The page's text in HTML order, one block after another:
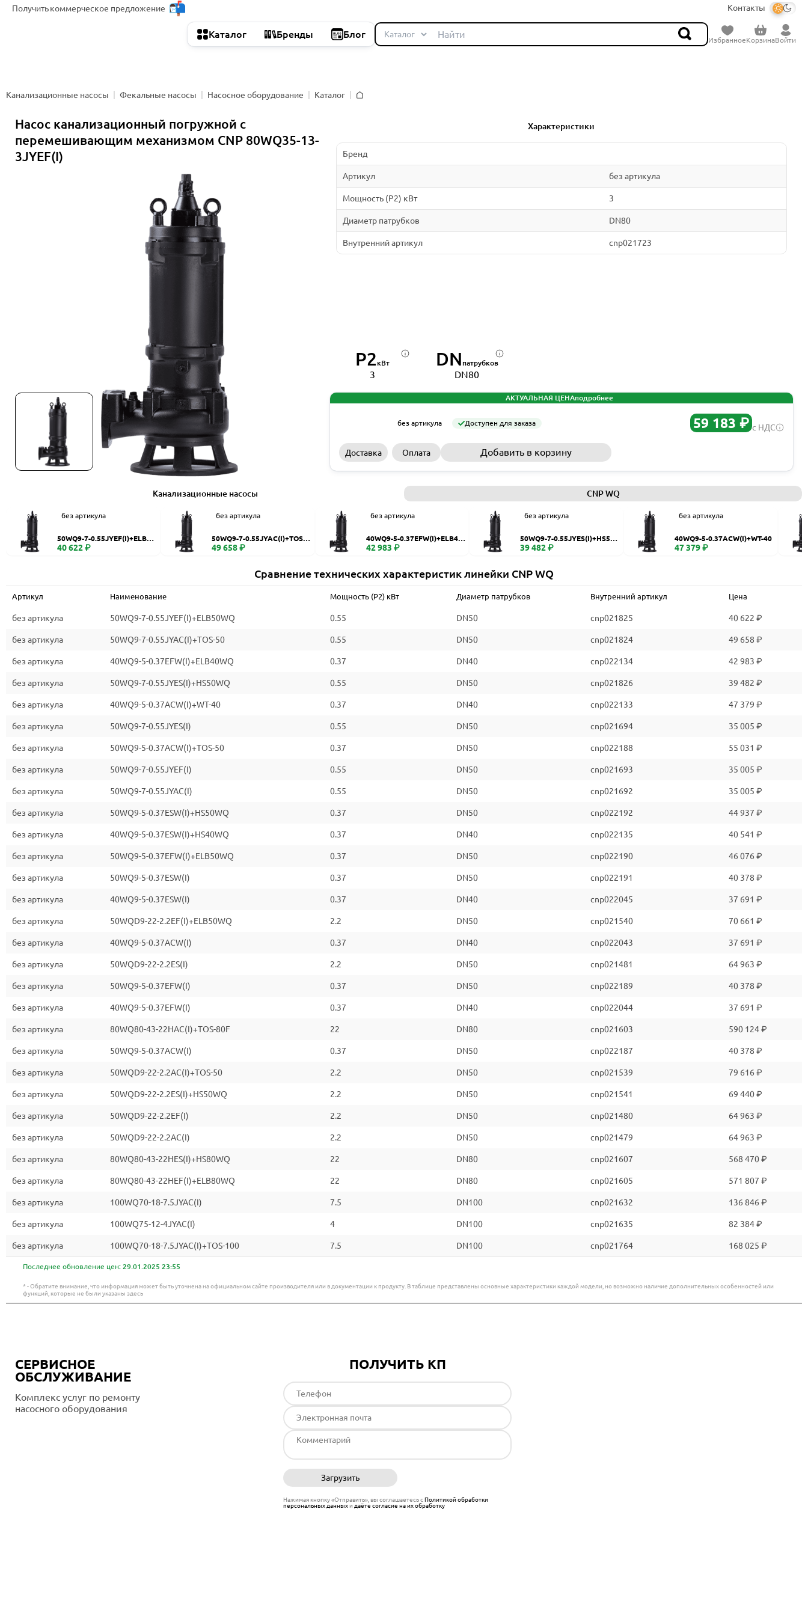
Получитькоммерческое предложение Контакты
Каталог Бренды Блог
ИзбранноеКорзинаВойти
Канализационные насосы Фекальные насосы Насосное оборудование
Каталог
Насос канализационный погружной с
перемешивающим механизмом CNP 80WQ35-13-
3JYEF(I)
Характеристики
Бренд
Артикул без артикула
Мощность (P2) кВт 3
Диаметр патрубков DN80
Внутренний артикул cnp021723
P2кВт
3
DN патрубков
DN80
АКТУАЛЬНАЯ ЦЕНАподробнее
без артикула Доступен для заказа 59 183 ₽ с НДС
Доставка Оплата Добавить в корзину
Канализационные насосы CNP WQ
без артикула
50WQ9-7-0.55JYEF(I)+ELB50
WQ
40 622 ₽
без артикула
50WQ9-7-0.55JYAC(I)+TOS-5
0
49 658 ₽
без артикула
40WQ9-5-0.37EFW(I)+ELB40
WQ
42 983 ₽
без артикула
50WQ9-7-0.55JYES(I)+HS50
WQ
39 482 ₽
без артикула
40WQ9-5-0.37ACW(I)+WT-40
47 379 ₽
Сравнение технических характеристик линейки CNP WQ
Артикул Наименование Мощность (P2) кВт Диаметр патрубков Внутренний артикул Цена
без артикула 50WQ9-7-0.55JYEF(I)+ELB50WQ 0.55 DN50 cnp021825 40 622 ₽
без артикула 50WQ9-7-0.55JYAC(I)+TOS-50 0.55 DN50 cnp021824 49 658 ₽
без артикула 40WQ9-5-0.37EFW(I)+ELB40WQ 0.37 DN40 cnp022134 42 983 ₽
без артикула 50WQ9-7-0.55JYES(I)+HS50WQ 0.55 DN50 cnp021826 39 482 ₽
без артикула 40WQ9-5-0.37ACW(I)+WT-40 0.37 DN40 cnp022133 47 379 ₽
без артикула 50WQ9-7-0.55JYES(I) 0.55 DN50 cnp021694 35 005 ₽
без артикула 50WQ9-5-0.37ACW(I)+TOS-50 0.37 DN50 cnp022188 55 031 ₽
без артикула 50WQ9-7-0.55JYEF(I) 0.55 DN50 cnp021693 35 005 ₽
без артикула 50WQ9-7-0.55JYAC(I) 0.55 DN50 cnp021692 35 005 ₽
без артикула 50WQ9-5-0.37ESW(I)+HS50WQ 0.37 DN50 cnp022192 44 937 ₽
без артикула 40WQ9-5-0.37ESW(I)+HS40WQ 0.37 DN40 cnp022135 40 541 ₽
без артикула 50WQ9-5-0.37EFW(I)+ELB50WQ 0.37 DN50 cnp022190 46 076 ₽
без артикула 50WQ9-5-0.37ESW(I) 0.37 DN50 cnp022191 40 378 ₽
без артикула 40WQ9-5-0.37ESW(I) 0.37 DN40 cnp022045 37 691 ₽
без артикула 50WQD9-22-2.2EF(I)+ELB50WQ 2.2 DN50 cnp021540 70 661 ₽
без артикула 40WQ9-5-0.37ACW(I) 0.37 DN40 cnp022043 37 691 ₽
без артикула 50WQD9-22-2.2ES(I) 2.2 DN50 cnp021481 64 963 ₽
без артикула 50WQ9-5-0.37EFW(I) 0.37 DN50 cnp022189 40 378 ₽
без артикула 40WQ9-5-0.37EFW(I) 0.37 DN40 cnp022044 37 691 ₽
без артикула 80WQ80-43-22HAC(I)+TOS-80F 22 DN80 cnp021603 590 124 ₽
без артикула 50WQ9-5-0.37ACW(I) 0.37 DN50 cnp022187 40 378 ₽
без артикула 50WQD9-22-2.2AC(I)+TOS-50 2.2 DN50 cnp021539 79 616 ₽
без артикула 50WQD9-22-2.2ES(I)+HS50WQ 2.2 DN50 cnp021541 69 440 ₽
без артикула 50WQD9-22-2.2EF(I) 2.2 DN50 cnp021480 64 963 ₽
без артикула 50WQD9-22-2.2AC(I) 2.2 DN50 cnp021479 64 963 ₽
без артикула 80WQ80-43-22HES(I)+HS80WQ 22 DN80 cnp021607 568 470 ₽
без артикула 80WQ80-43-22HEF(I)+ELB80WQ 22 DN80 cnp021605 571 807 ₽
без артикула 100WQ70-18-7.5JYAC(I) 7.5 DN100 cnp021632 136 846 ₽
без артикула 100WQ75-12-4JYAC(I) 4 DN100 cnp021635 82 384 ₽
без артикула 100WQ70-18-7.5JYAC(I)+TOS-100 7.5 DN100 cnp021764 168 025 ₽
Последнее обновление цен: 29.01.2025 23:55
* - Обратите внимание, что информация может быть уточнена на официальном сайте производителя или в документации к продукту. В таблице представлены основные характеристики каждой модели, но возможно наличие дополнительных особенностей или
функций, которые не были указаны здесь
СЕРВИСНОЕ
ОБСЛУЖИВАНИЕ
Комплекс услуг по ремонту
насосного оборудования
ПОЛУЧИТЬ КП
Загрузить
Нажимая кнопку «Отправить», вы соглашаетесь сПолитикой обработки
персональных данныхи даёте согласие на их обработку